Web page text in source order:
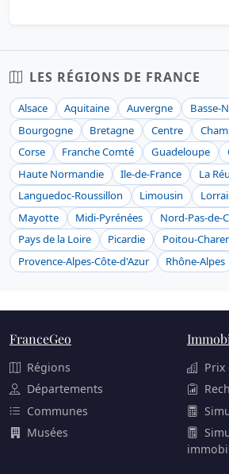
LES RÉGIONS DE FRANCE
Alsace Aquitaine Auvergne
Basse-
Bourgogne
Bretagne Centre
Corse
Franche Comté Guadeloupe
Haute Normandie
Ile-de-France
La
Languedoc-Roussillon
Limousin
Mayotte
Midi-Pyrénées
Nord-Pas-de-
Pays de la Loire
Picardie
Poitou-
Provence-Alpes-Côte-d'Azur
Rhône-Alpes
FranceGeo
Régions
Départements
Communes
Musées